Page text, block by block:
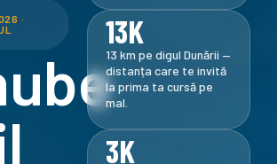
·
13K
13 km pe digul Dunării —
distanța care te invită
la prima ta cursă pe
mal.
3K